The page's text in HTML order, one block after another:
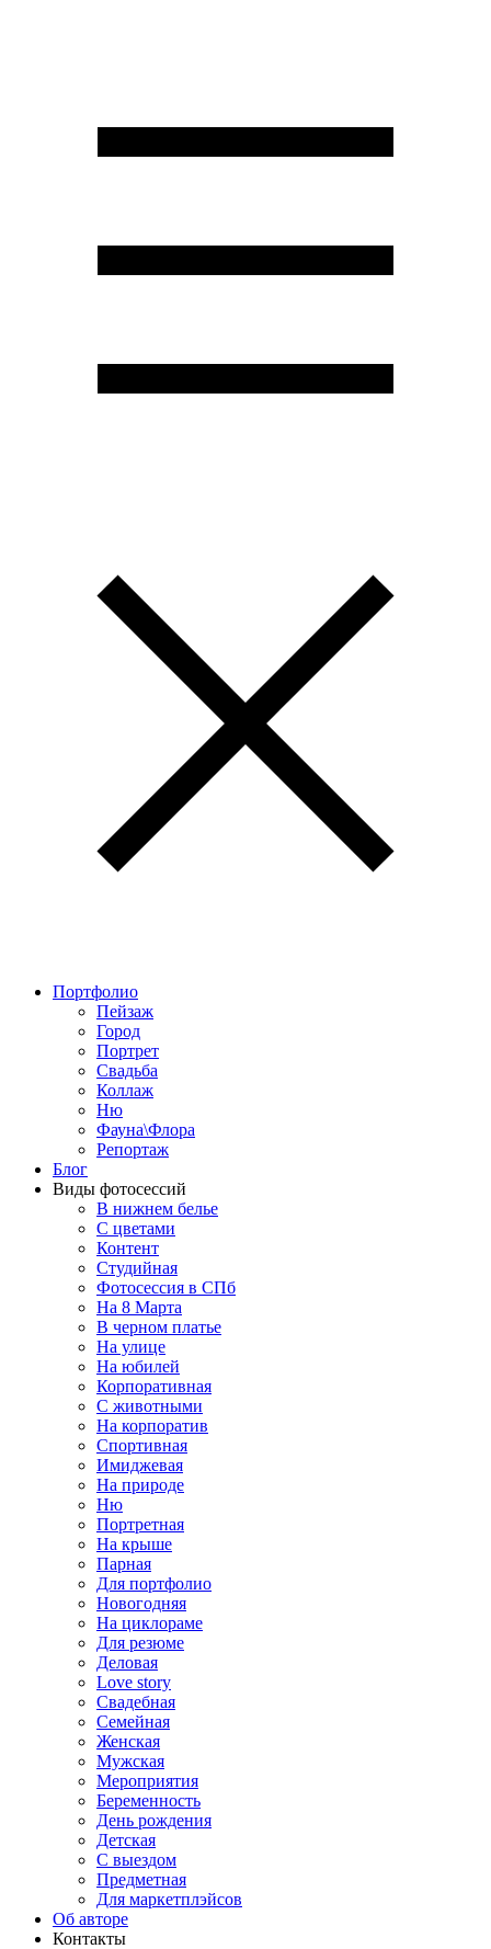
Портфолио
Пейзаж
Город
Портрет
Свадьба
Коллаж
Ню
Фауна\Флора
Репортаж
Блог
Виды фотосессий
В нижнем белье
С цветами
Контент
Студийная
Фотосессия в СПб
На 8 Марта
В черном платье
На улице
На юбилей
Корпоративная
С животными
На корпоратив
Спортивная
Имиджевая
На природе
Ню
Портретная
На крыше
Парная
Для портфолио
Новогодняя
На циклораме
Для резюме
Деловая
Love story
Свадебная
Семейная
Женская
Мужская
Мероприятия
Беременность
День рождения
Детская
С выездом
Предметная
Для маркетплэйсов
Об авторе
Контакты